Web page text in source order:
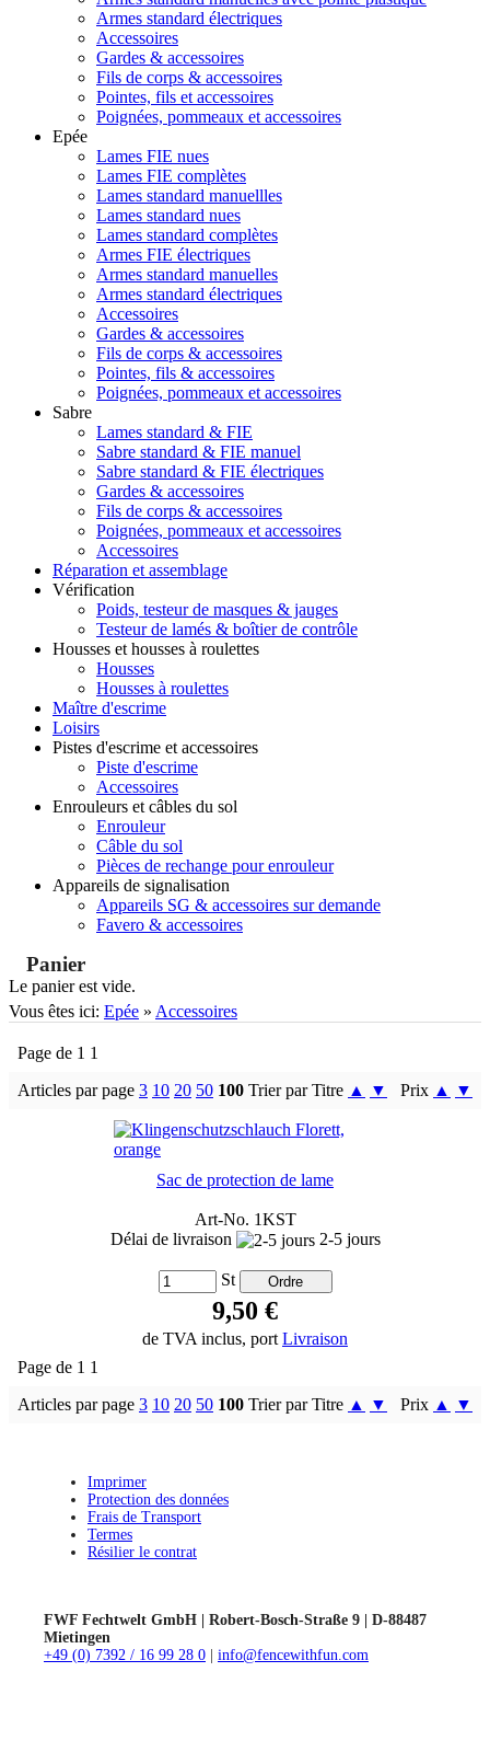
Armes standard électriques
Accessoires
Gardes & accessoires
Fils de corps & accessoires
Pointes, fils et accessoires
Poignées, pommeaux et accessoires
Epée
Lames FIE nues
Lames FIE complètes
Lames standard manuellles
Lames standard nues
Lames standard complètes
Armes FIE électriques
Armes standard manuelles
Armes standard électriques
Accessoires
Gardes & accessoires
Fils de corps & accessoires
Pointes, fils & accessoires
Poignées, pommeaux et accessoires
Sabre
Lames standard & FIE
Sabre standard & FIE manuel
Sabre standard & FIE électriques
Gardes & accessoires
Fils de corps & accessoires
Poignées, pommeaux et accessoires
Accessoires
Réparation et assemblage
Vérification
Poids, testeur de masques & jauges
Testeur de lamés & boîtier de contrôle
Housses et housses à roulettes
Housses
Housses à roulettes
Maître d'escrime
Loisirs
Pistes d'escrime et accessoires
Piste d'escrime
Accessoires
Enrouleurs et câbles du sol
Enrouleur
Câble du sol
Pièces de rechange pour enrouleur
Appareils de signalisation
Appareils SG & accessoires sur demande
Favero & accessoires
Panier
Le panier est vide.
Vous êtes ici: Epée » Accessoires
Page de 1 1
Articles par page 3 10 20 50 100 Trier par Titre ▲ ▼ Prix ▲ ▼
Sac de protection de lame
Art-No. 1KST
Délai de livraison
2-5 jours
St
9,50 €
de TVA inclus, port Livraison
Page de 1 1
Articles par page 3 10 20 50 100 Trier par Titre ▲ ▼ Prix ▲ ▼
Imprimer
Protection des données
Frais de Transport
Termes
Résilier le contrat
FWF Fechtwelt GmbH | Robert-Bosch-Straße 9 | D-88487
Mietingen
+49 (0) 7392 / 16 99 28 0 | info@fencewithfun.com